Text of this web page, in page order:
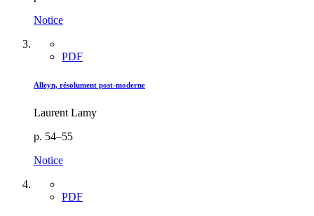
Notice
PDF
Alleyn, résolument post-moderne
Laurent Lamy
p. 54–55
Notice
PDF